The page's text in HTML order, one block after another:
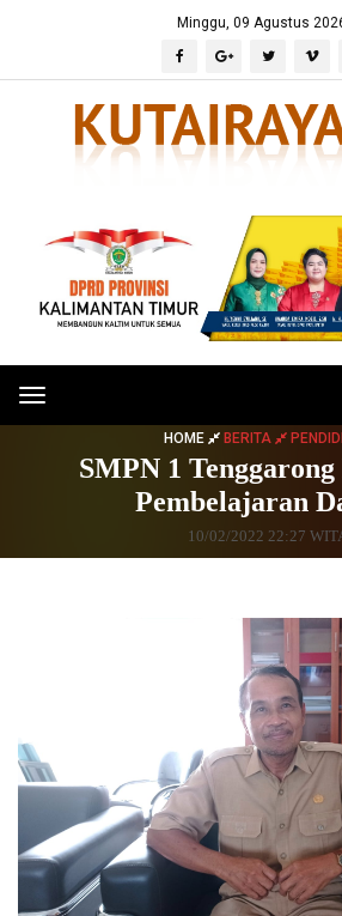
Minggu, 09 Agustus
Toggle
navigation
HOME BERITA
SMPN 1
Pembelajaran
10/02/2022 22:27